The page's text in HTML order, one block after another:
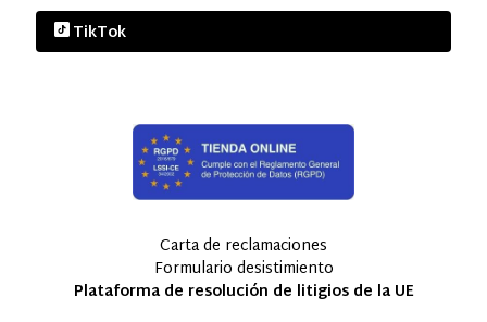
TikTok
Carta de reclamaciones
Formulario desistimiento
Plataforma de resolución de litigios de la UE